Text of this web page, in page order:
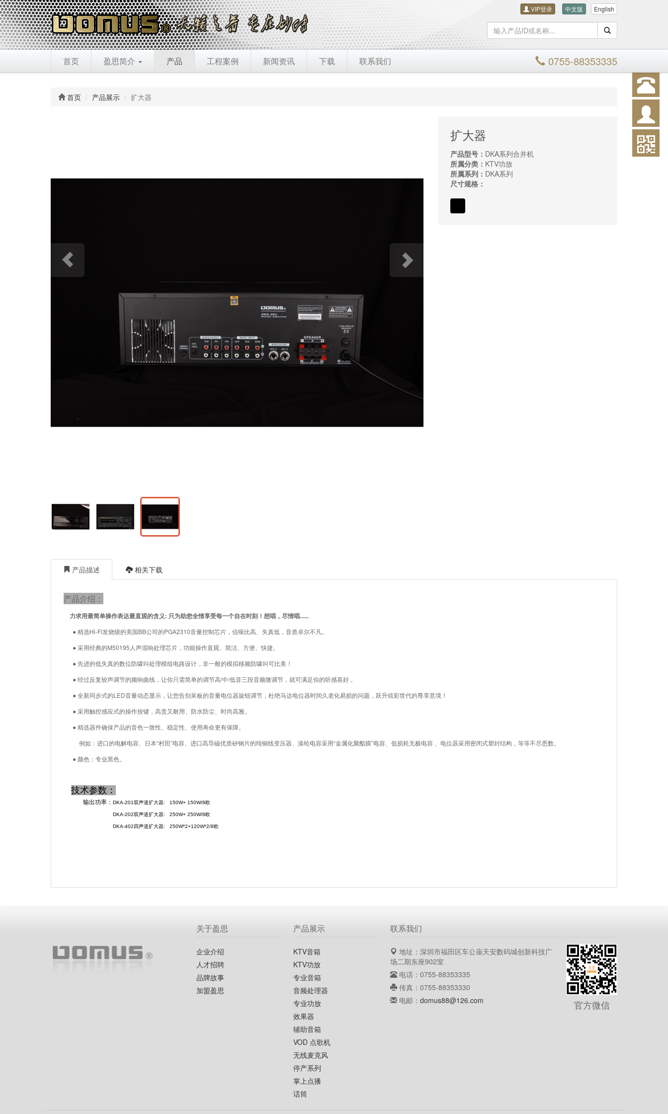
VIP登录 中文版 English
搜索
0755-88353335
首页 盈思简介 产品 工程案例 新闻资讯 下载 联系我们
首页 产品展示 扩大器
扩大器
产品型号： DKA系列合并机
所属分类： KTV功放
所属系列： DKA系列
尺寸规格：
产品描述 相关下载
产品介绍：
力求用最简单操作表达最直观的含义: 只为助您全情享受每一个自在时刻！想唱，尽情唱......
● 精选Hi-Fi发烧级的美国BB公司的PGA2310音量控制芯片，信噪比高、失真低，音质卓尔不凡。
● 采用经典的M50195人声混响处理芯片，功能操作直观、简洁、方便、快捷。
● 先进的低失真的数位防啸叫处理模组电路设计，非一般的模拟移频防啸叫可比美！
● 经过反复较声调节的频响曲线，让你只需简单的调节高/中/低音三段音频微调节，就可满足你的听感喜好 。
● 全新同步式的LED音量动态显示，让您告别呆板的音量电位器旋钮调节，杜绝马达电位器时间久老化易损的问题，跃升炫彩世代的尊享意境！
● 采用触控感应式的操作按键，高贵又耐用、防水防尘、时尚高雅。
● 精选器件确保产品的音色一致性、稳定性、使用寿命更有保障。
例如：进口的电解电容、日本“村田”电容、进口高导磁优质矽钢片的纯铜线变压器、涤纶电容采用“金属化聚酯膜”电容、低损耗无极电容 、电位器采用密闭式塑封结构，等等不尽悉数。
● 颜色：专业黑色。
技术参数 ：
输出功率： DKA-201双声道扩大器: 150W+ 150W/8欧
DKA-202双声道扩大器: 250W+ 250W/8欧
DKA-402四声道扩大器: 250W*2+120W*2/8欧
关于盈思
企业介绍
人才招聘
品牌故事
加盟盈思
产品展示
KTV音箱
KTV功放
专业音箱
音频处理器
专业功放
效果器
辅助音箱
VOD 点歌机
无线麦克风
停产系列
掌上点播
话筒
联系我们
地址：深圳市福田区车公庙天安数码城创新科技广
场二期东座902室
电话：0755-88353335
传真：0755-88353330
电邮： domus88@126.com 官方微信